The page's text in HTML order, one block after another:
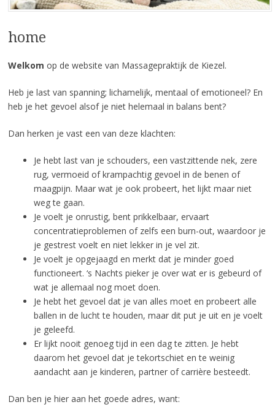
home
Welkom op de website van Massagepraktijk de Kiezel.
Heb je last van spanning; lichamelijk, mentaal of emotioneel? En
heb je het gevoel alsof je niet helemaal in balans bent?
Dan herken je vast een van deze klachten:
Je hebt last van je schouders, een vastzittende nek, zere
rug, vermoeid of krampachtig gevoel in de benen of
maagpijn. Maar wat je ook probeert, het lijkt maar niet
weg te gaan.
Je voelt je onrustig, bent prikkelbaar, ervaart
concentratieproblemen of zelfs een burn-out, waardoor je
je gestrest voelt en niet lekker in je vel zit.
Je voelt je opgejaagd en merkt dat je minder goed
functioneert. ‘s Nachts pieker je over wat er is gebeurd of
wat je allemaal nog moet doen.
Je hebt het gevoel dat je van alles moet en probeert alle
ballen in de lucht te houden, maar dit put je uit en je voelt
je geleefd.
Er lijkt nooit genoeg tijd in een dag te zitten. Je hebt
daarom het gevoel dat je tekortschiet en te weinig
aandacht aan je kinderen, partner of carrière besteedt.
Dan ben je hier aan het goede adres, want: